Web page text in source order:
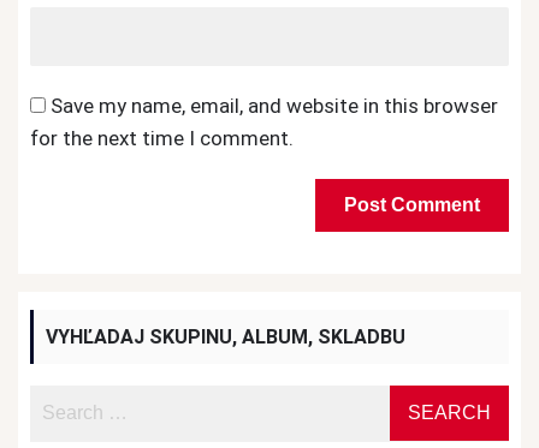
Save my name, email, and website in this browser
for the next time I comment.
VYHĽADAJ SKUPINU, ALBUM, SKLADBU